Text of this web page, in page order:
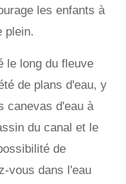
les enfants à
plein.
le long du fleuve
de plans d'eau, y
canevas d'eau à
du canal et le
de
vous dans l'eau